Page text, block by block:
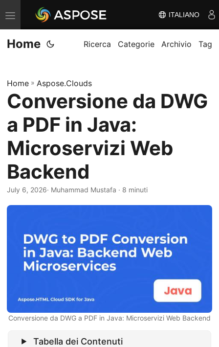
V
ä
x
n
a
i
g
e
r
i
n
g
ITALIANO
Home Ricerca Categorie Archivio Tag
Home » Aspose.Clouds
Conversione da DWG
a PDF in Java:
Microservizi Web
Backend
July 6, 2026· Muhammad Mustafa · 8 minuti
Conversione da DWG a PDF in Java: Microservizi Web Backend
Tabella dei Contenuti